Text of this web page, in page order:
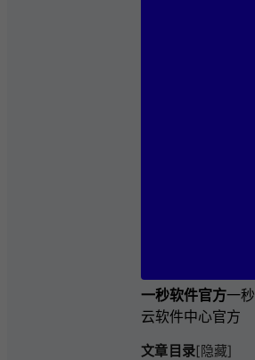
一秒软件官方一秒
云软件中心官方
文章目录[隐藏]